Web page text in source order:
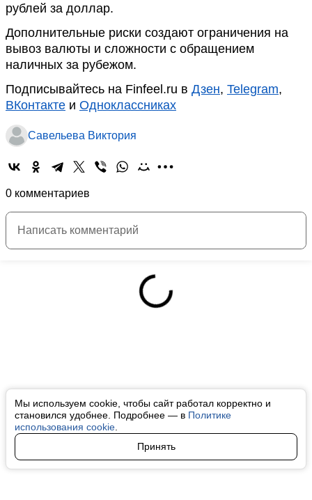
Мы используем cookie, чтобы сайт работал корректно и
становился удобнее. Подробнее — в Политике
использования cookie
Принять
рублей за доллар.
Дополнительные риски создают ограничения на
вывоз валюты и сложности с обращением
наличных за рубежом.
Подписывайтесь на Finfeel.ru в Дзен, Telegram,
ВКонтакте и Одноклассниках
Савельева Виктория
0 комментариев